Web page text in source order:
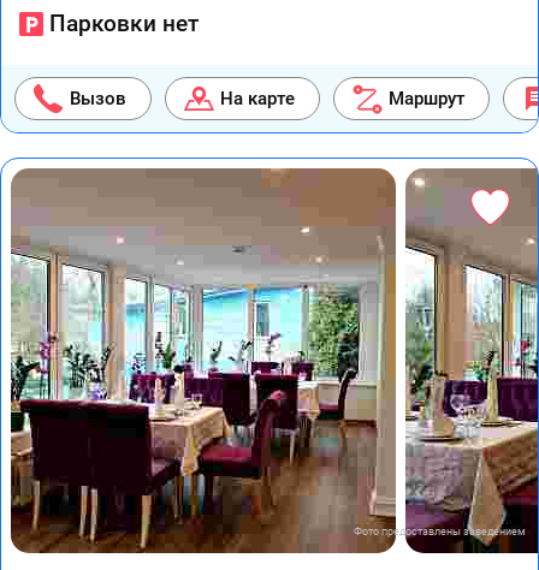
Парковки нет
Вызов На карте Маршрут
Фото предоставлены заведением